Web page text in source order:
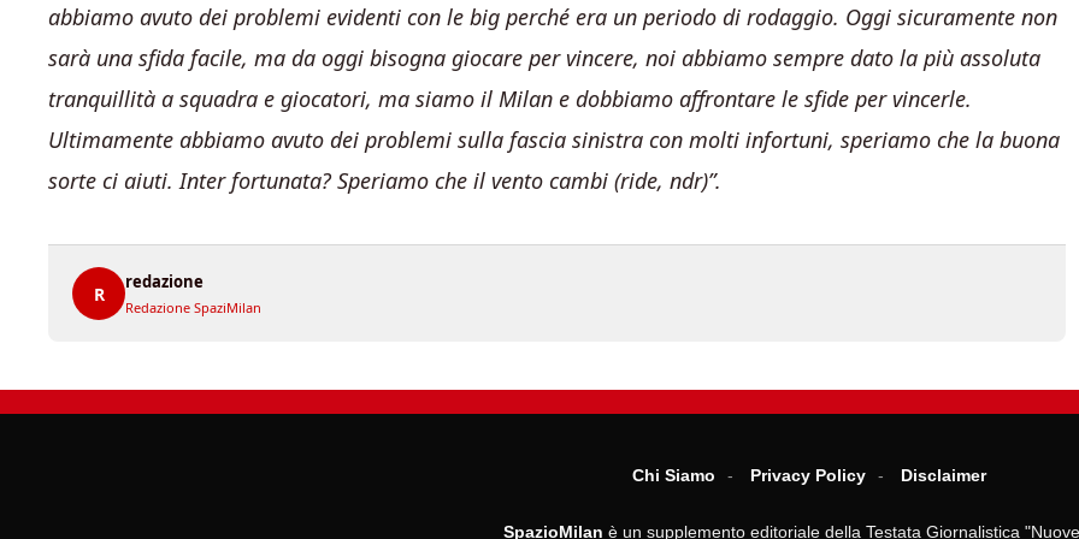
abbiamo avuto dei problemi evidenti con le big perché era un periodo di rodaggio. Oggi sicuramente non
sarà una sfida facile, ma da oggi bisogna giocare per vincere, noi abbiamo sempre dato la più assoluta
tranquillità a squadra e giocatori, ma siamo il Milan e dobbiamo affrontare le sfide per vincerle.
Ultimamente abbiamo avuto dei problemi sulla fascia sinistra con molti infortuni, speriamo che la buona
sorte ci aiuti. Inter fortunata? Speriamo che il vento cambi (ride, ndr)”.
R
redazione
Redazione SpaziMilan
Chi Siamo Privacy Policy Disclaimer
SpazioMilan è un supplemento editoriale della Testata Giornalistica